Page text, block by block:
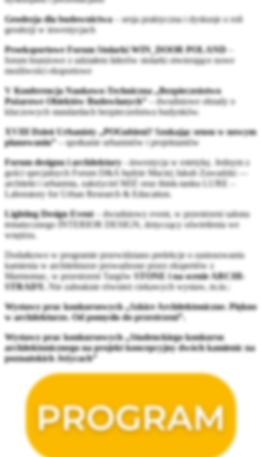
Geodezja dla budownictwa– sesja praktyczna i dyskusje o roli
geodezji w inwestycjach
Proeksportowe Forum Stolarki WIN_DOOR POLAND–
forum branżowe z udziałem liderów stolarki otwierające nowe
możliwości eksportowe
V Konferencja Naukowo-Techniczna „Bezpieczeństwo
Pożarowe Obiektów Budowlanych” – dwudniowe obrady o
kluczowych standardach bezpieczeństwa budynków.
XVIII Dzień Urbanisty „POGubieni? Szukając sensu w nowym
planowaniu” – spotkanie urbanistów i projektantów
Forum designu i architektury- inwestycja w estetykę. Jednym z
gości specjalnych Forum D&A będzie Maciej Jakub Zawadzki —
architekt i urbanista, założyciel MJZ oraz think-tanku LURE –
Laboratory for Urban Research & Education.
Lighting Design Event– dwudniowy event, w przestrzeni salonu
tematycznego INTERIOR DESIGN, dotyczący oświetlenia we
wnętrzu.
Dodatkowo w programie przewidziano prelekcje o zastosowaniu
kamienia w architekturze prowadzone przez ekspertów z
Marmomac, w przestrzeni Targów STONE i na scenie ARCHI-
STRADY.
Nie zabraknie również ciekawych wystaw, m.in.:
Wystawy prac konkursowych „Szkice Architektoniczne. Piękno
w architekturze. Od pomysłu do przestrzeni”.
Wystawy prac konkursowych „Studenckiego konkursu
architektonicznego na projekt koncepcyjny dwóch kamienic na
poznańskich Jeżycach”